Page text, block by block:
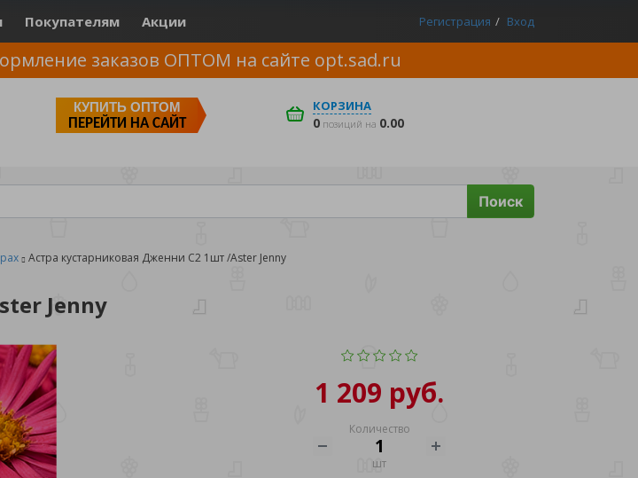
Покупателям Акции Регистрация Вход
заказов ОПТОМ на сайте opt.sad.ru
КУПИТЬ ОПТОМ
ПЕРЕЙТИ НА САЙТ
КОРЗИНА
0 позиций на 0.00
Поиск
Астра кустарниковая Дженни С2 1шт /Aster Jenny
Jenny
1 209 руб.
Количество
шт